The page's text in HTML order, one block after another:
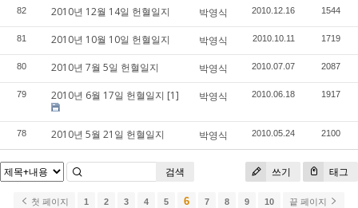
82 2010년 12월 14일 헌혈일지 박영식 2010.12.16 1544
81 2010년 10월 10일 헌혈일지 박영식 2010.10.11 1719
80 2010년 7월 5일 헌혈일지 박영식 2010.07.07 2087
79 2010년 6월 17일 헌혈일지 [1] 박영식 2010.06.18 1917
78 2010년 5월 21일 헌혈일지 박영식 2010.05.24 2100
쓰기 태그
검색
첫 페이지 1 2 3 4 5 6 7 8 9 10 끝 페이지